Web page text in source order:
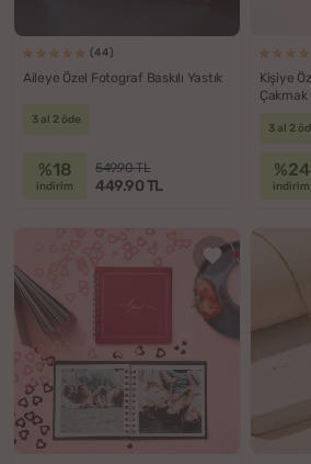
(44)
Aileye Özel Fotograf Baskılı Yastık
3 al 2 öde
%18
indirim
549.90 TL
449.90 TL
Kişiye
Çakmak
3 al 2
%24
indirim